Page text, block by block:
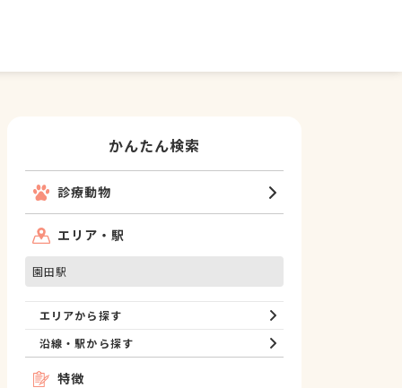
かんたん検索
診療動物
エリア・駅
園田駅
エリアから探す
沿線・駅から探す
特徴